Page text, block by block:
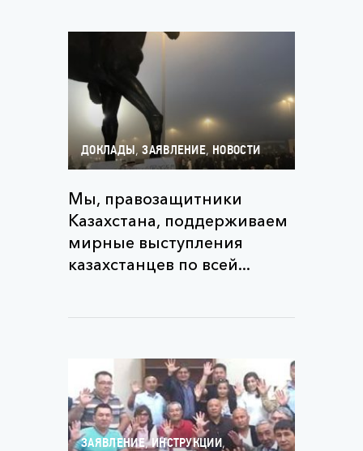
ДОКЛАДЫ,ЗАЯВЛЕНИЕ, НОВОСТИ
Мы, правозащитники
Казахстана, поддерживаем
мирные выступления
казахстанцев по всей...
ЗАЯВЛЕНИЕ,ИНСТРУКЦИИ,